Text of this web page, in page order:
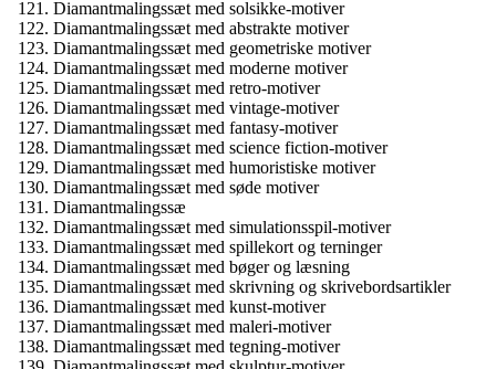
Diamantmalingssæt med solsikke-motiver
Diamantmalingssæt med abstrakte motiver
Diamantmalingssæt med geometriske motiver
Diamantmalingssæt med moderne motiver
Diamantmalingssæt med retro-motiver
Diamantmalingssæt med vintage-motiver
Diamantmalingssæt med fantasy-motiver
Diamantmalingssæt med science fiction-motiver
Diamantmalingssæt med humoristiske motiver
Diamantmalingssæt med søde motiver
Diamantmalingssæ
Diamantmalingssæt med simulationsspil-motiver
Diamantmalingssæt med spillekort og terninger
Diamantmalingssæt med bøger og læsning
Diamantmalingssæt med skrivning og skrivebordsartikler
Diamantmalingssæt med kunst-motiver
Diamantmalingssæt med maleri-motiver
Diamantmalingssæt med tegning-motiver